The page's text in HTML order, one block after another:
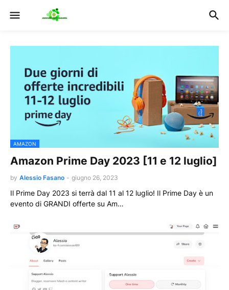
AMAZON
Amazon Prime Day 2023 [11 e 12 luglio]
by Alessio Fasano - giugno 26, 2023
Il Prime Day 2023 si terrà dal 11 al 12 luglio! Il Prime Day è un
evento di GRANDI offerte su Am…